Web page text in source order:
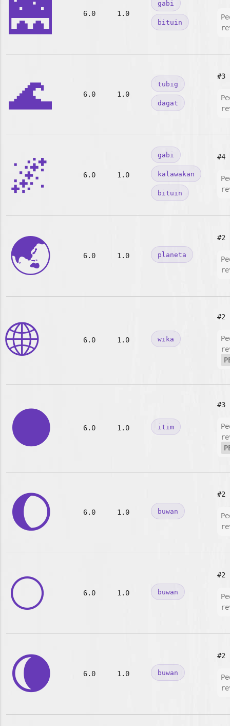
🌉 6.0 1.0
gabi
bituin
🌊 6.0 1.0
tubig
dagat
#3
🌌 6.0 1.0
gabi
kalawakan
bituin
#4
🌏 6.0 1.0 planeta
#2
🌐 6.0 1.0 wika
#2
🌑 6.0 1.0 itim
#3
🌔 6.0 1.0 buwan
#2
🌕 6.0 1.0 buwan
#2
🌘 6.0 1.0 buwan
#2